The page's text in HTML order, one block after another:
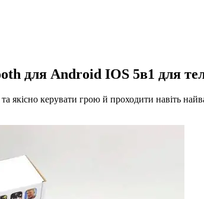
для Android IOS 5в1 для
керувати грою й проходити навіть